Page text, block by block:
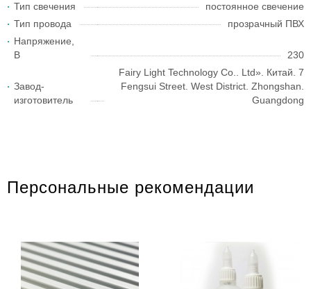
Тип свечения
постоянное свечение
Тип провода
прозрачный ПВХ
Напряжение,
В
230
Завод-
изготовитель
Fairy Light Technology Co.. Ltd». Китай. 7
Fengsui Street. West District. Zhongshan.
Guangdong
Персональные рекомендации